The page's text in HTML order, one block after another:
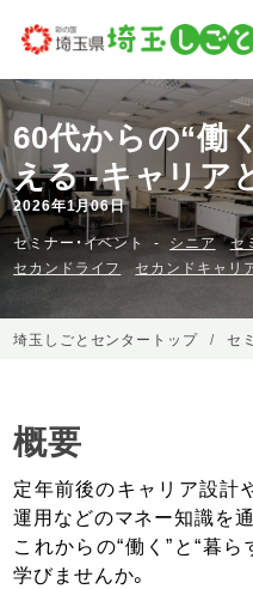
60代からの“働
える -キャリア
2026年1月06日
セミナー・イベント
シニア セ
セカンドライフ
セカンドキャリ
埼玉しごとセンタートップ セ
概要
定年前後のキャリア設計
運用などのマネー知識を通
これからの“働く”と“暮
学びませんか。